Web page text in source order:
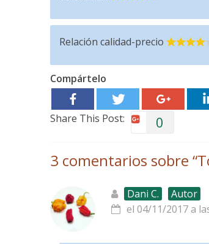
Relación calidad-precio
Compártelo
Share This Post: 0
3 comentarios sobre “
Dani C.
Autor
el 04/11/2017 a